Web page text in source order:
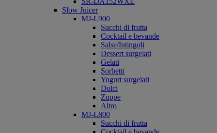
Slow Juicer
MJ-L900
Succhi di frutta
Cocktail e bevande
Salse/Intingoli
Dessert surgelati
Gelati
Sorbetti
Yogurt surgelati
Dolci
Zuppe
Altro
MJ-L800
Succhi di frutta